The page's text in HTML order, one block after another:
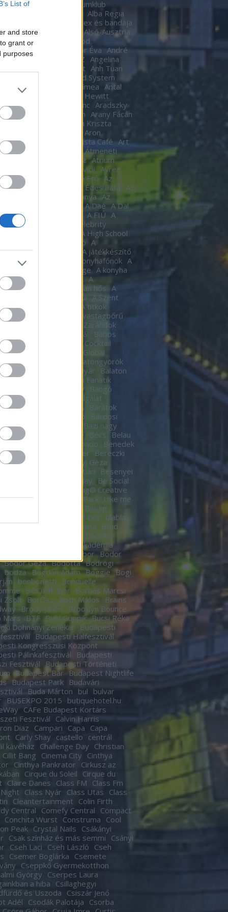
List of
and store
grant or
purposes
Ákos Akvárium
Akvariumklub
Alba Regia
Alex és bandája
Róbert Almási Csaba
Alsó-Ausztria
Áman Attila
Amigod
Anastacia Andor Éva André
Andy Barlow ANEZ Angelina
Anger Zsolt Anh Tuan
Anima Sound System
Antal Tímea Antal
Anthony van Laast
Aon Hewitt
szerelem
Aradi Ferenc Aradszky
Aranyélet Aranyszem Arany Fácán
Argyelán Kriszta
Aron
ARTista Café Art
aste. Sound. Danube.
Átmeneti
Átrium Film-Színház Átrium
avicii Ayree
Az angyal Az ébredő Erő Az
a nappalod
Az élet Édes illata Az
Az Év Háziasszonya Az
A Daé A Dal
A férjem védelmében A FIÚ A
A fogoly
A Gozsdu Celebrity
A High School
A Hindenburg léghajó A
a játékkészítő
A játékkészítő
A Kocka A konyhafőnök A
A konyha Ördöge A konyha
A Lámpagyújtogatók A
A láthatatlan hős A
A pokol kapui A Szent
A templomos lovagok
A titkok
A torony hősei
A vastagbőrű
A vörös oroszlán
A Zarándok
B.my.Lake Fesztivál
Babos
baby
Bacardí Legacy Cocktail
Bacardí Legacy Global
Balance
Balatongyörök
Hacacáré
Balatoni Nyár
Balaton
Balázsy Panna
Balkán Fanatik
Baló György
Bangó
Baptista Szeretetszolgálat
BUBORÉKTORTA Barátok
Barba Negra Music Club
Bárdosi
Bartendaz Hungary
Bazi nagy
lagzik
Bebe Bécs
Belau
Belmondo
Benedek
Ben Kingsley Ben Stiller
Bereczki
Berek Kati
Bereményi Géza
Tamás
Berki Krisztián
Besenyei
Betty Barclay
Be Social
BigO Creative
Big Time Rush Bikás Park bike me
Bin-Jip
Bitskey Tibor blabla
Cabaret
Blahalouisiana
Blind
Bocelli
Bocus D’Or Akadémia
Bödőcs Tibor Bodor
Bodor Géza Bódottá Bodrogi
bodza Bogdán Ádám Boggie
Bogi
bonbonetti
Bonduelle
BOOKR bor
Borbás Marcsi
Zsolt BorŐsz Both Miklós
Brains
Bródy János
Brooklyn Bounce
Mars
BTF Bubi Guppik Bucsi Réka
Dohnányi Zenekar
Budapesti
Budapesti Halfesztivál
Kongresszusi Központ
Pálinkafesztivál
Budapesti
Fesztivál Budapesti Történeti
Budapest Bár Budapest Nightlife
Budapest Park Budavári
Buda Márton bul bulvar
BUSEXPO 2015 butiquehotel.hu
CAFe Budapest Kortárs
Fesztivál Calvin Harris
Diaz
Campari Capa Capa
Carly Shay castello centrál
kávéház Challenge Day Christian
Cillit Bang Cinema City Cinthya
Cinthya Pankrator Cirkusz az
Cirque du Soleil Cirque du
Claire Danes Class FM Class Fm
Class Nyár Class Utas Class
Cleantertainment Colin Firth
Central Comefy Central Compact
Conchita Wurst Construma Cool
Peak Crystal Nails Csákányi
Csak színház és más semmi Csányi
Cseh Laci Cseh László Cseh
Csemer Boglárka Csemete
Cseppkő Gyermekotthon
György
Cserpes Laura
a hiba Csillaghegyi
és Uszoda
Csiszár Jenő
Adél
Csodák Palotája Csorba